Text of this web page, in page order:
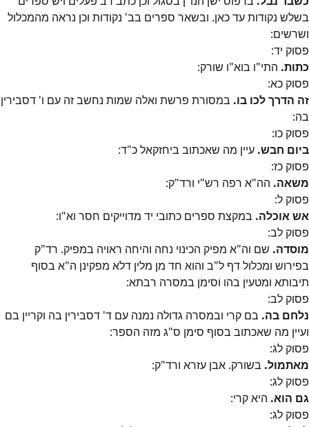
בשלש נקודות עד כאן. ובשאר ספרים בב' נקודות וכן נראה מהמכלול
ושרשים:
פסוק יד:
כתות. התי"ו בוא"ו שורק:
פסוק כא:
זה הדרך לכו בו. במסורת פרשת ואלה שמות נחשב זה עם ו' דסבירין
בה:
פסוק כו:
ביום חבש. עיין מה שאכתוב ביחזקאל כ"ד:
פסוק כז:
משאה. הה"א רפה רש"י ורד"ק:
פסוק ל:
אש אוכלה. במקצת ספרים כתובי יד מדוייקים חסר וא"ו:
פסוק לב:
מוסדה. שם וה"א מפיק הכינוי נחה והיחה ראויה במפיק. רד"ק
בפירוש ומכלול דף ל"ב והוא חד מן מלין דלא מפקינן ה"א בסוף
תיבותא ומטעין בהו וסימן במסרה רבתא:
פסוק לב:
נלחם בה. בם קרי ובמסרה גדולה נמנה עם ד' דסבירין בה וקריין בם
ועיין מה שאכתוב בסוף סימן ס"ג מזה הספר:
פסוק לג:
מאתמול. בשורק. אבן עזרא ורד"ק:
פסוק לג:
גם הוא. היא קרי:
פסוק לג: